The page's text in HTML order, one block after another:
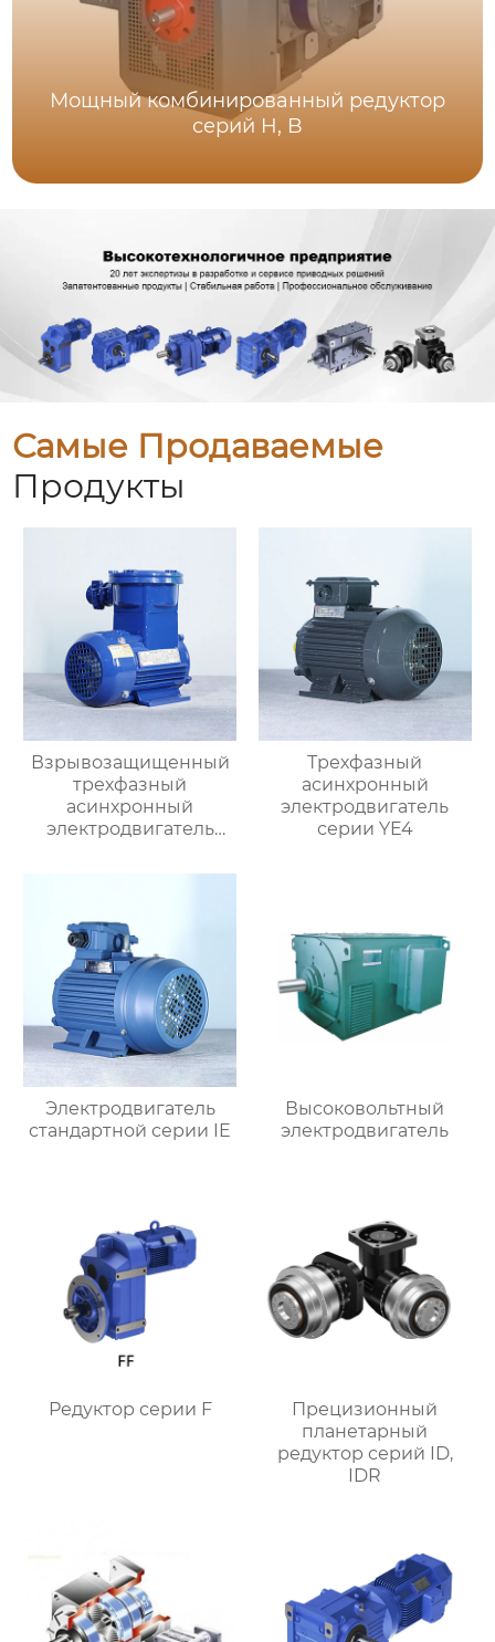
Мощный комбинированный редуктор
серий H, B
Самые Продаваемые
Продукты
Взрывозащищенный
трехфазный
асинхронный
электродвигатель
Трехфазный
асинхронный
электродвигатель
серии YE4
Электродвигатель
стандартной серии IE
Высоковольтный
электродвигатель
Редуктор серии F
Прецизионный
планетарный
редуктор серий ID,
IDR